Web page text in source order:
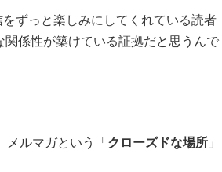
ずっと楽しみにしてくれている読者
係性が築けている証拠だと思うんで
ルマガという「 クローズドな場所 」